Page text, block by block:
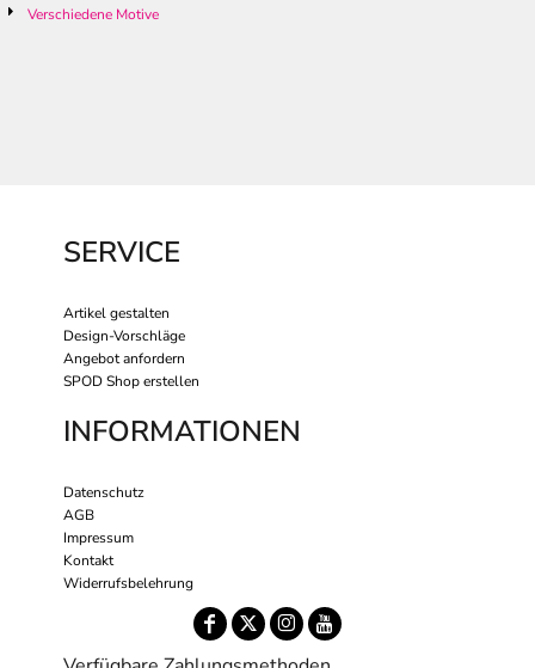
Verschiedene Motive
SERVICE
Artikel gestalten
Design-Vorschläge
Angebot anfordern
SPOD Shop erstellen
INFORMATIONEN
Datenschutz
AGB
Impressum
Kontakt
Widerrufsbelehrung